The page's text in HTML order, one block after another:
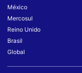
México
Mercosul
Reino Unido
Brasil
Global